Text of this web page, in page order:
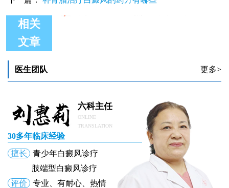
相关
文章
手指上有白癜风照uvb灯可以吗
医生团队 更多>
六科主任
ONLINE
TRANSLATION
30多年临床经验
擅长
青少年白癜风诊疗
肢端型白癜风诊疗
评价
专业、有耐心、热情